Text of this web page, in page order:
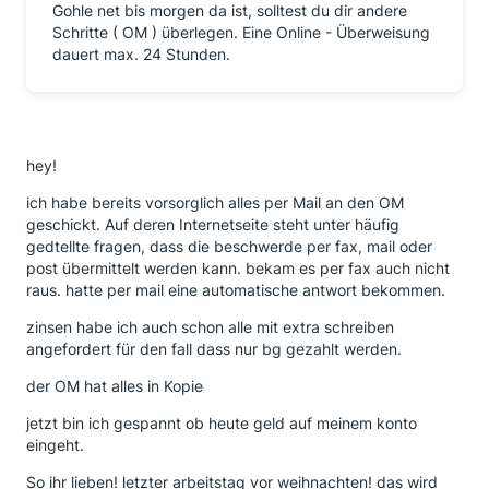
Gohle net bis morgen da ist, solltest du dir andere
Schritte ( OM ) überlegen. Eine Online - Überweisung
dauert max. 24 Stunden.
hey!
ich habe bereits vorsorglich alles per Mail an den OM
geschickt. Auf deren Internetseite steht unter häufig
gedtellte fragen, dass die beschwerde per fax, mail oder
post übermittelt werden kann. bekam es per fax auch nicht
raus. hatte per mail eine automatische antwort bekommen.
zinsen habe ich auch schon alle mit extra schreiben
angefordert für den fall dass nur bg gezahlt werden.
der OM hat alles in Kopie
jetzt bin ich gespannt ob heute geld auf meinem konto
eingeht.
So ihr lieben! letzter arbeitstag vor weihnachten! das wird